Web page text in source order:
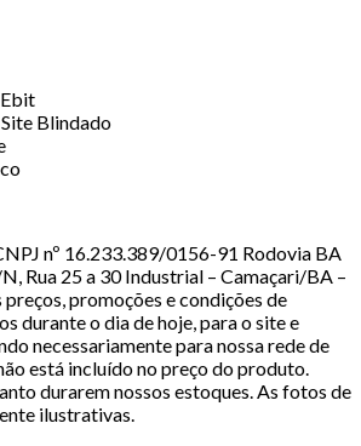
nº 16.233.389/0156-91 Rodovia BA
Rua 25 a 30 Industrial – Camaçari/BA –
promoções e condições de
durante o dia de hoje, para o site e
necessariamente para nossa rede de
está incluído no preço do produto.
durarem nossos estoques. As fotos de
ilustrativas.